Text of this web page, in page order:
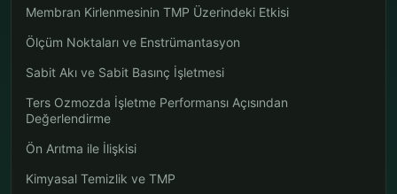
Membran Kirlenmesinin TMP Üzerindeki Etkisi
Ölçüm Noktaları ve Enstrümantasyon
Sabit Akı ve Sabit Basınç İşletmesi
Ters Ozmozda İşletme Performansı Açısından
Değerlendirme
Ön Arıtma ile İlişkisi
Kimyasal Temizlik ve TMP